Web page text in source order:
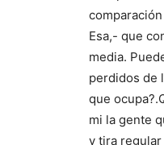
Esa,- que
media.
perdidos de
que
mi la gente
y tira